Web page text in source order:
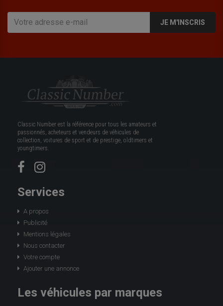
JE M'INSCRIS
Classic Number est la référence pour tous les amateurs et
passionnés, acheteurs et vendeurs de véhicules de
collection, voitures de sport et de prestige, oldtimers et
youngtimers.
Services
A propos
Publicité
Mentions légales
Nous contacter
Votre compte
Ajouter une annonce
Les véhicules par marques